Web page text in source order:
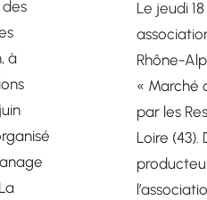
à
Le jeudi
Rhône-
« Marché
par les
Loire (43).